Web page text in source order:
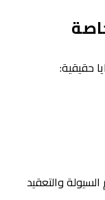
حقيقية:
والتعقيد